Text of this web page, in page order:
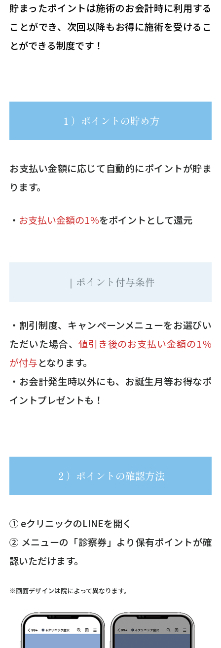
貯まったポイントは施術のお会計時に利用する
ことができ、次回以降もお得に施術を受けるこ
とができる制度です！
１）ポイントの貯め方
お支払い金額に応じて自動的にポイントが貯ま
ります。
・ お支払い金額の1％をポイントとして還元
｜ポイント付与条件
・割引制度、キャンペーンメニューをお選びい
ただいた場合、 値引き後のお支払い金額の1％
が付与となります。
・お会計発生時以外にも、お誕生月等お得なポ
イントプレゼントも！
２）ポイントの確認方法
① eクリニックのLINEを開く
② メニューの「診察券」より保有ポイントが確
認いただけます。
※画面デザインは院によって異なります。